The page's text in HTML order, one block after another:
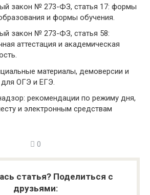
закон № 273-ФЗ, статья 17: формы
и формы обучения.
закон № 273-ФЗ, статья 58:
аттестация и академическая
материалы, демоверсии и
ОГЭ и ЕГЭ.
рекомендации по режиму дня,
и электронным средствам
0
статья? Поделиться с
друзьями: